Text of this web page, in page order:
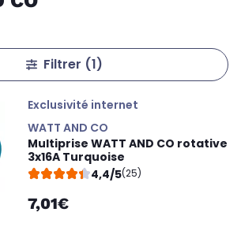
Filtrer (1)
Exclusivité internet
WATT AND CO
Multiprise WATT AND CO rotative
3x16A Turquoise
4,4/5(25)
7,01€